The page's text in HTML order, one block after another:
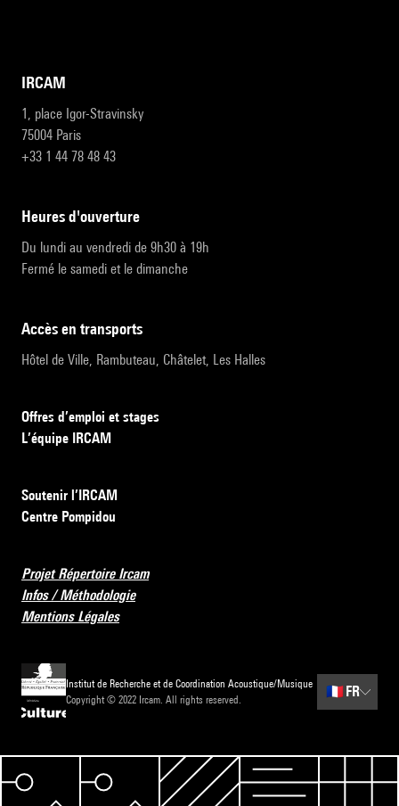
IRCAM
1, place Igor-Stravinsky
75004 Paris
+33 1 44 78 48 43
heures d'ouverture
Du lundi au vendredi de 9h30 à 19h
Fermé le samedi et le dimanche
accès en transports
Hôtel de Ville, Rambuteau, Châtelet, Les Halles
Offres d’emploi et stages
L’équipe IRCAM
Soutenir l’IRCAM
Centre Pompidou
Projet Répertoire Ircam
Infos / Méthodologie
Mentions Légales
Institut de Recherche et de Coordination Acoustique/Musique
Copyright © 2022 Ircam. All rights reserved.
🇫🇷 FR